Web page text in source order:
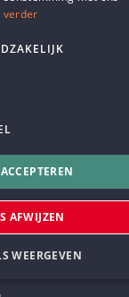
die
de
verder
AFWIJZEN
WEERGEVEN